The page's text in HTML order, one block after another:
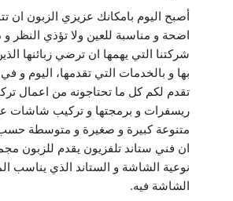
أصبح اليوم بامكانك عزيزي الزبون ان
اضحة و مناسبة للعين ولا تؤذي النظر
شركتنا التي يهمها ان ترضي زبائنها
بها و بالخدمات التي تقدمها، اليوم
تقدم لكم كل ما تحتاجونه من اعمال
ريسفرات و برمجتها و تركيب شاشات
متنوعة كبيرة و صغيرة و متوسطة حسب
ان فني ستاند تلفزيون يقدم للزبون
نوعية الشاشة و الستاند الذي يناسب
الشاشة فيه.